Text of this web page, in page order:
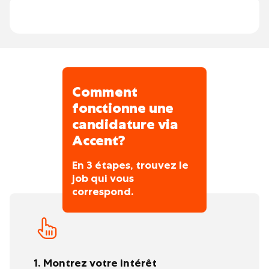
Comment
fonctionne une
candidature via
Accent?
En 3 étapes, trouvez le
job qui vous
correspond.
1. Montrez votre intérêt